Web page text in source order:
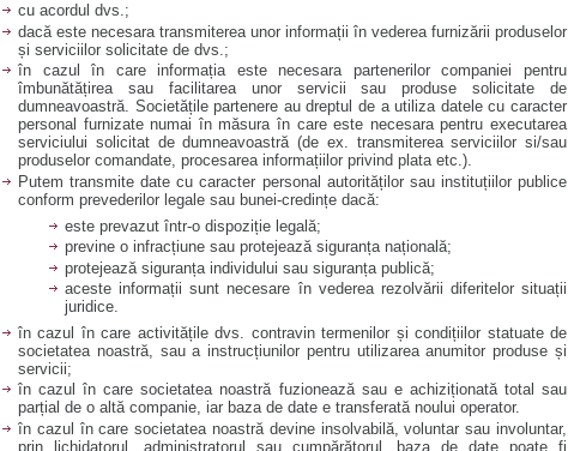
cu acordul dvs.;
dacă este necesara transmiterea unor informații în vederea furnizării produselor
și serviciilor solicitate de dvs.;
în cazul în care informația este necesara partenerilor companiei pentru
îmbunătățirea sau facilitarea unor servicii sau produse solicitate de
dumneavoastră. Societățile partenere au dreptul de a utiliza datele cu caracter
personal furnizate numai în măsura în care este necesara pentru executarea
serviciului solicitat de dumneavoastră (de ex. transmiterea serviciilor si/sau
produselor comandate, procesarea informațiilor privind plata etc.).
Putem transmite date cu caracter personal autorităților sau instituțiilor publice
conform prevederilor legale sau bunei-credințe dacă:
este prevazut într-o dispoziție legală;
previne o infracțiune sau protejează siguranța națională;
protejează siguranța individului sau siguranța publică;
aceste informații sunt necesare în vederea rezolvării diferitelor situații
juridice.
în cazul în care activitățile dvs. contravin termenilor și condițiilor statuate de
societatea noastră, sau a instrucțiunilor pentru utilizarea anumitor produse și
servicii;
în cazul în care societatea noastră fuzionează sau e achiziționată total sau
parțial de o altă companie, iar baza de date e transferată noului operator.
în cazul în care societatea noastră devine insolvabilă, voluntar sau involuntar,
prin lichidatorul, administratorul sau cumpărătorul, baza de date poate fi